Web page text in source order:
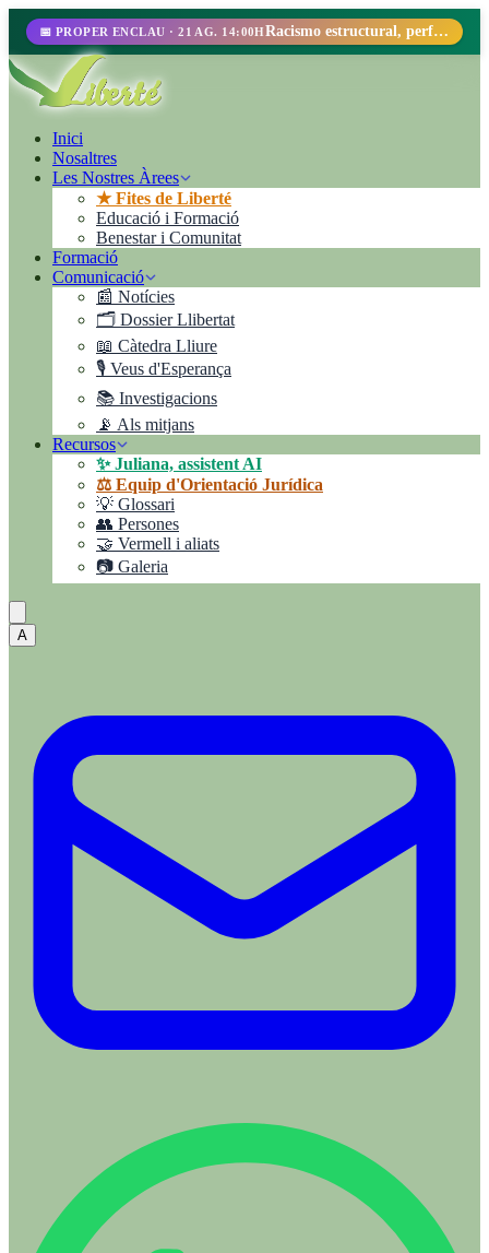
📅 PROPER ENCLAU · 21 AG. 14:00H Racismo estructural, perfilamiento racial y abolicionismo carcelario.
Inici
Nosaltres
Les Nostres Àrees
★ Fites de Liberté
Educació i Formació
Benestar i Comunitat
Formació
Comunicació
📰 Notícies
🗂️ Dossier Llibertat
📖 Càtedra Lliure
🎙️ Veus d'Esperança
📚 Investigacions
📡 Als mitjans
Recursos
✨ Juliana, assistent AI
⚖️ Equip d'Orientació Jurídica
💡 Glossari
👥 Persones
🤝 Vermell i aliats
📷 Galeria
A